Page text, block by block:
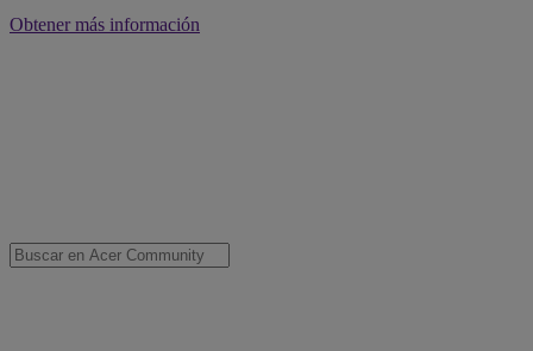
Obtener más información